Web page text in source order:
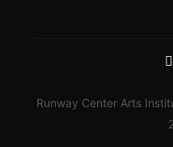
Runway Center Arts